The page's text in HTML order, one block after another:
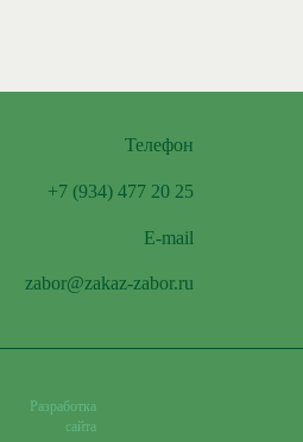
Телефон
+7 (934) 477 20 25
E-mail
zabor@zakaz-zabor.ru
Разработка
сайта